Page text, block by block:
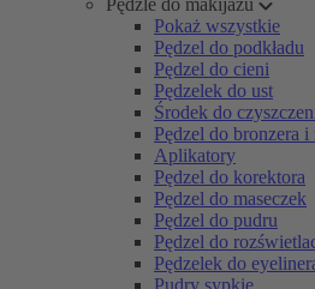
Pędzle do makijażu
Pokaż wszystkie
Pędzel do podkładu
Pędzel do cieni
Pędzelek do ust
Środek do
Pędzel do bronzera i
Aplikatory
Pędzel do korektora
Pędzel do maseczek
Pędzel do pudru
Pędzel do
Pędzelek do
Pudry sypkie